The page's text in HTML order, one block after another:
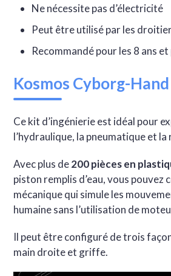
Ne nécessite pas d’électricité
Peut être utilisé par les
Recommandé pour les 8 ans et
Kosmos Cyborg-Hand
Ce kit d’ingénierie est idéal pour
l’hydraulique, la pneumatique et
Avec plus de200 pièces en
piston remplis d’eau, vous pouvez
mécanique qui simule les
humaine sans l’utilisation de
Il peut être configuré de trois
main droite et griffe.